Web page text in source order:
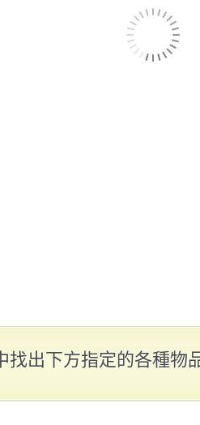
找出下方指定的各種物